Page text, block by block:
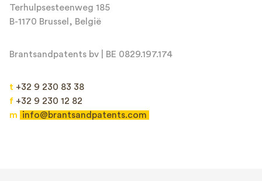
Terhulpsesteenweg 185
B-1170 Brussel, België
Brantsandpatents bv | BE 0829.197.174
t +32 9 230 83 38
f +32 9 230 12 82
m
info@brantsandpatents.com